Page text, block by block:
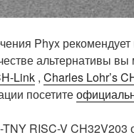
Phyx рекомендует
альтернативы
Link , Charles Lohr’s
посетите
RISC-V CH32V203